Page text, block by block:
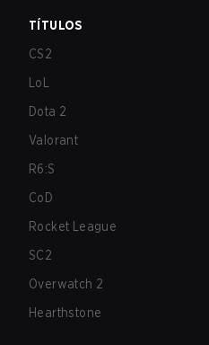
TÍTULOS
CS2
LoL
Dota 2
Valorant
R6:S
CoD
Rocket League
SC2
Overwatch 2
Hearthstone